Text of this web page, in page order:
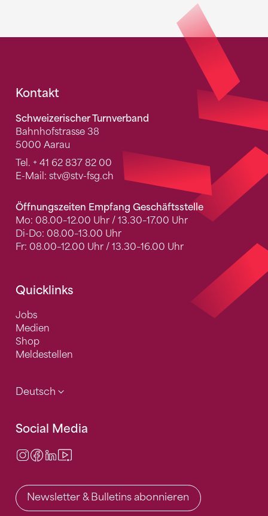
Fusszeile
Kontakt
Schweizerischer Turnverband
Bahnhofstrasse 38
5000 Aarau
Tel. + 41 62 837 82 00
E-Mail: stv@stv-fsg.ch
Öffnungszeiten Empfang Geschäftsstelle
Mo: 08.00–12.00 Uhr / 13.30–17.00 Uhr
Di-Do: 08.00–13.00 Uhr
Fr: 08.00–12.00 Uhr / 13.30–16.00 Uhr
Quicklinks
Jobs
Medien
Shop
Meldestellen
Deutsch
Social Media
Instagram
Facebook
LinkedIn
Newsletter & Bulletins abonnieren